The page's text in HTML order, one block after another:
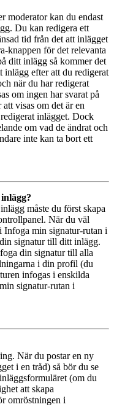
moderator kan du endast
Du kan redigera ett
tid från det att inlägget
knappen för det relevanta
ditt inlägg så kommer det
inlägg efter att du redigerat
när du har redigerat
om ingen har svarat på
visas om det är en
inlägget. Dock
om vad de ändrat och
inte kan ta bort ett
måste du först skapa
När du väl
Infoga min signatur-rutan i
signatur till ditt inlägg.
din signatur till alla
i din profil (du
infogas i enskilda
signatur-rutan i
När du postar en ny
i en tråd) så bör du se
(om du
att skapa
omröstningen i